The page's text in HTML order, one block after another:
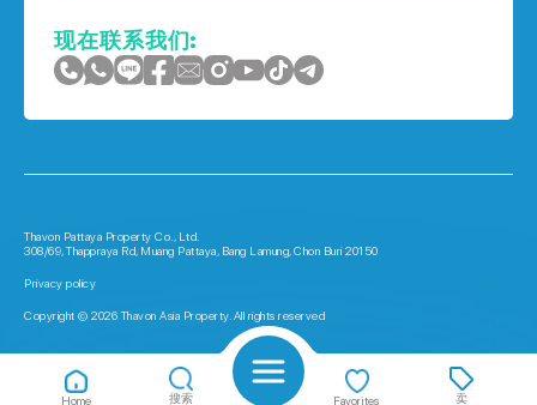
Home 搜索 Favorites 卖
现在联系我们:
Thavon Pattaya Property Co., Ltd.
308/69, Thappraya Rd, Muang Pattaya, Bang Lamung, Chon Buri 20150
Privacy policy
Copyright © 2026 Thavon Asia Property. All rights reserved